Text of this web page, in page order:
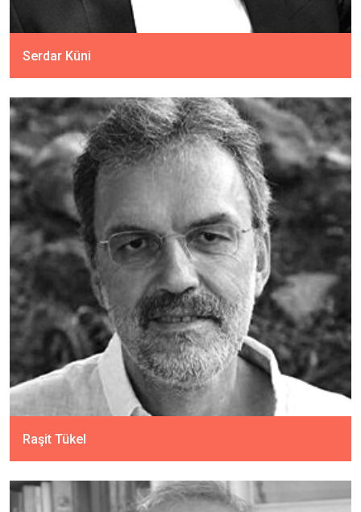
Serdar Küni
Raşit Tükel